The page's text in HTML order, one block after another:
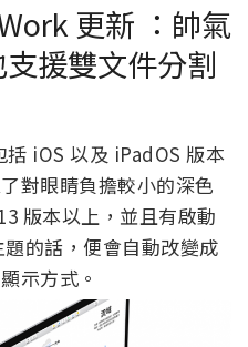
更新 ：帥氣
援雙文件分割
iOS 以及 iPadOS 版本
對眼睛負擔較小的深色
版本以上，並且有啟動
的話，便會自動改變成
示方式。